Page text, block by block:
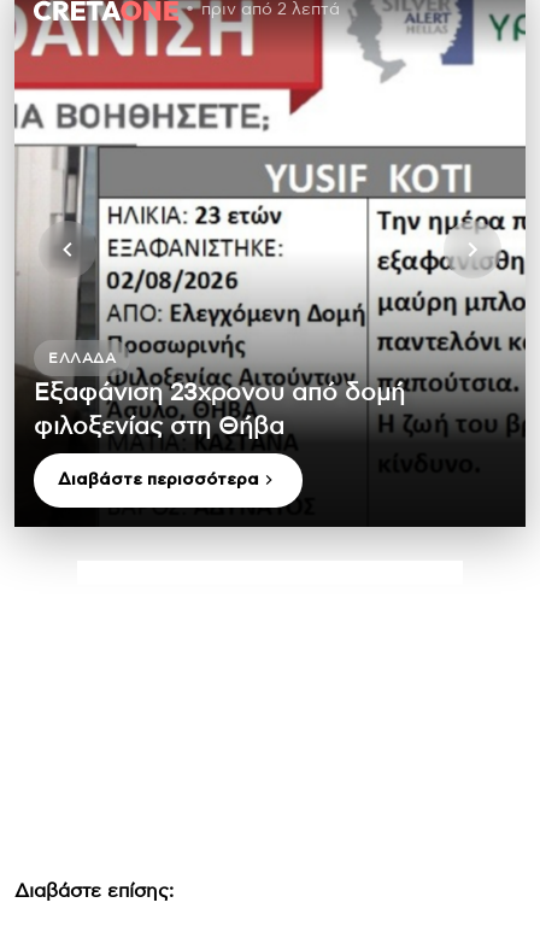
πριν από 2 λεπτά
ΕΛΛΆΔΑ
Εξαφάνιση 23χρονου από δομή
φιλοξενίας στη Θήβα
Διαβάστε περισσότερα
Διαβάστε επίσης: